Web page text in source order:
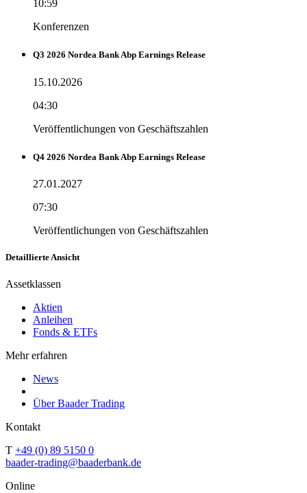
10:59
Konferenzen
Q3 2026 Nordea Bank Abp Earnings Release
15.10.2026
04:30
Veröffentlichungen von Geschäftszahlen
Q4 2026 Nordea Bank Abp Earnings Release
27.01.2027
07:30
Veröffentlichungen von Geschäftszahlen
Detaillierte Ansicht
Assetklassen
Aktien
Anleihen
Fonds & ETFs
Mehr erfahren
News
Über Baader Trading
Kontakt
T +49 (0) 89 5150 0
baader-trading@baaderbank.de
Online